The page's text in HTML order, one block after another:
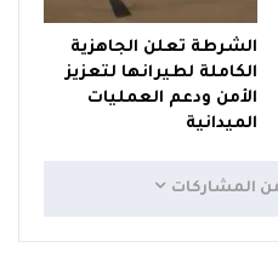
الشرطة تعلن الجاهزية
الكاملة لطيرانها لتعزيز
الأمن ودعم العمليات
الميدانية
المشاركات